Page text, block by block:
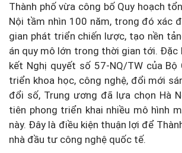
Thành phố vừa công bố Quy hoạch
Nội tầm nhìn 100 năm, trong đó xác
gian phát triển chiến lược, tạo nền
án quy mô lớn trong thời gian tới. Đặc
kết Nghị quyết số 57-NQ/TW của Bộ
triển khoa học, công nghệ, đổi mới
đổi số, Trung ương đã lựa chọn Hà
tiên phong triển khai nhiều mô hình
này. Đây là điều kiện thuận lợi để
nhà đầu tư công nghệ quốc tế.